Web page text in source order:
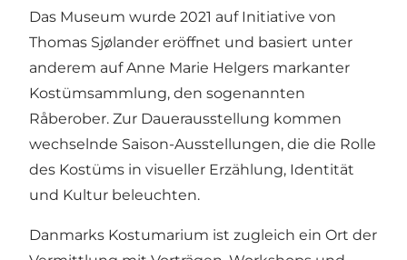
Das Museum wurde 2021 auf Initiative von
Thomas Sjølander eröffnet und basiert unter
anderem auf Anne Marie Helgers markanter
Kostümsammlung, den sogenannten
Råberober. Zur Dauerausstellung kommen
wechselnde Saison-Ausstellungen, die die Rolle
des Kostüms in visueller Erzählung, Identität
und Kultur beleuchten.
Danmarks Kostumarium ist zugleich ein Ort der